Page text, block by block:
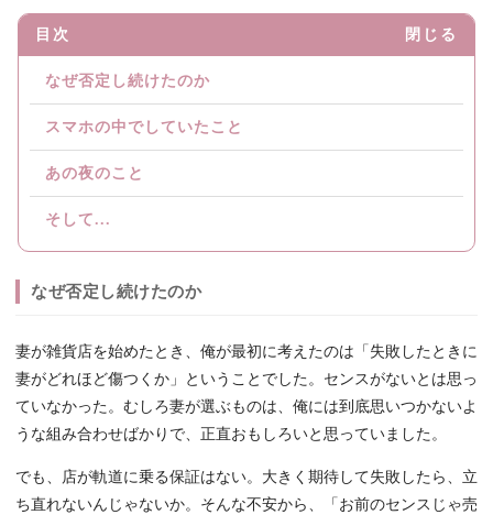
目次 閉じる
なぜ否定し続けたのか
スマホの中でしていたこと
あの夜のこと
そして...
なぜ否定し続けたのか
妻が雑貨店を始めたとき、俺が最初に考えたのは「失敗したときに
妻がどれほど傷つくか」ということでした。センスがないとは思っ
ていなかった。むしろ妻が選ぶものは、俺には到底思いつかないよ
うな組み合わせばかりで、正直おもしろいと思っていました。
でも、店が軌道に乗る保証はない。大きく期待して失敗したら、立
ち直れないんじゃないか。そんな不安から、「お前のセンスじゃ売